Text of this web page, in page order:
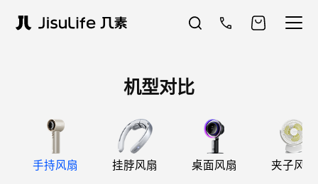
机型对比
手持风扇 挂脖风扇 桌面风扇 夹子风扇